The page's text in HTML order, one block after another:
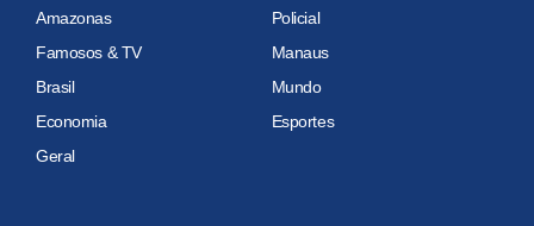
Amazonas
Policial
Famosos & TV
Manaus
Brasil
Mundo
Economia
Esportes
Geral